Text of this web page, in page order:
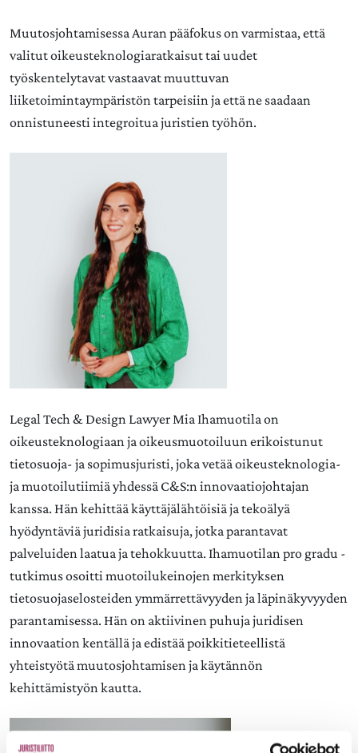
Muutosjohtamisessa Auran pääfokus on varmistaa, että
valitut oikeusteknologiaratkaisut tai uudet
työskentelytavat vastaavat muuttuvan
liiketoimintaympäristön tarpeisiin ja että ne saadaan
onnistuneesti integroitua juristien työhön.
Legal Tech & Design Lawyer Mia Ihamuotilaon
oikeusteknologiaan ja oikeusmuotoiluun erikoistunut
tietosuoja- ja sopimusjuristi, joka vetää oikeusteknologia-
ja muotoilutiimiä yhdessä C&S:n innovaatiojohtajan
kanssa. Hän kehittää käyttäjälähtöisiä ja tekoälyä
hyödyntäviä juridisia ratkaisuja, jotka parantavat
palveluiden laatua ja tehokkuutta. Ihamuotilan pro gradu -
tutkimus osoitti muotoilukeinojen merkityksen
tietosuojaselosteiden ymmärrettävyyden ja läpinäkyvyyden
parantamisessa. Hän on aktiivinen puhuja juridisen
innovaation kentällä ja edistää poikkitieteellistä
yhteistyötä muutosjohtamisen ja käytännön
kehittämistyön kautta.